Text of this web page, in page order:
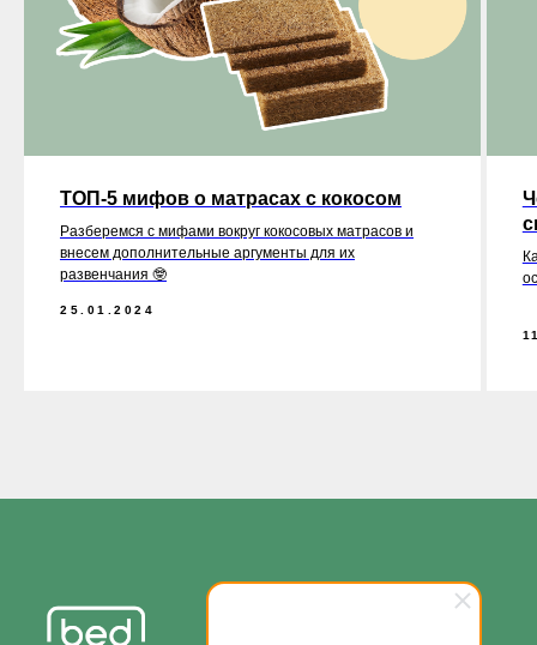
ТОП-5 мифов о матрасах с кокосом
Разберемся с мифами вокруг кокосовых матрасов и
внесем дополнительные аргументы для их
развенчания 🤓
25.01.2024